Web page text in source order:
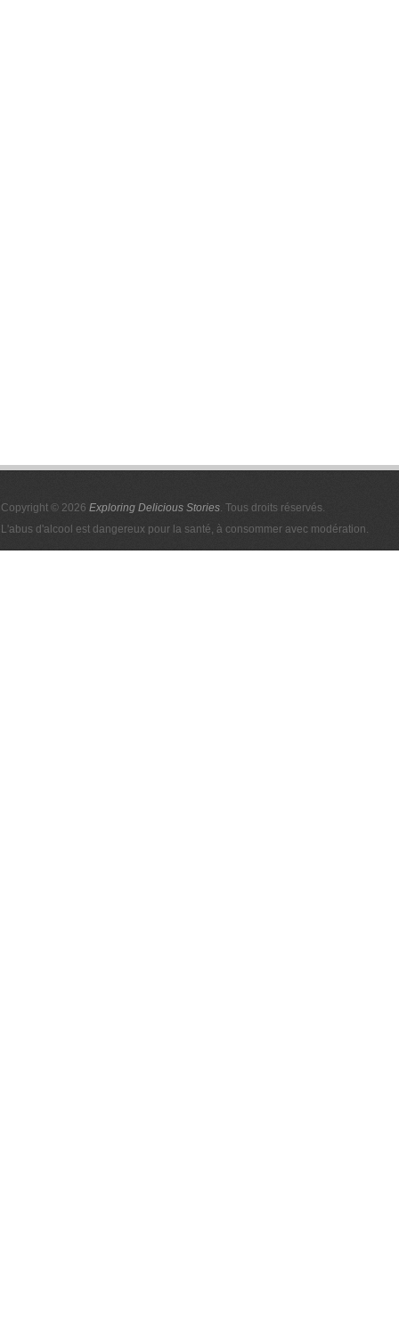
Copyright © 2026 Exploring Delicious Stories. Tous droits réservés.
L'abus d'alcool est dangereux pour la santé, à consommer avec modération.